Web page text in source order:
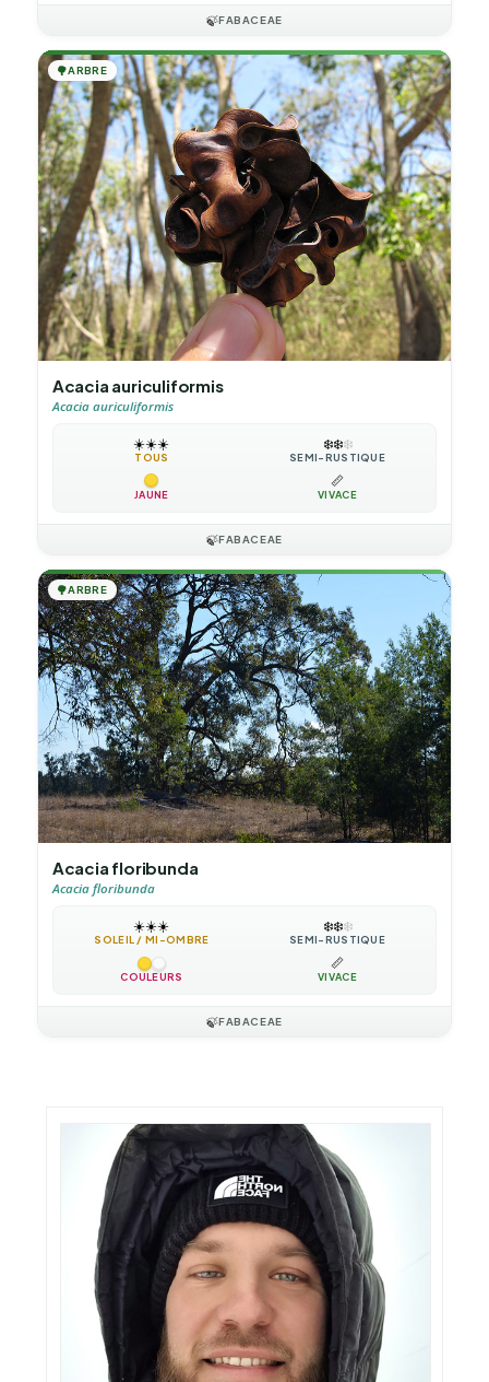
🍃FABACEAE
🌳ARBRE
Acacia auriculiformis
Acacia auriculiformis
☀️☀️☀️
TOUS
❄️❄️❄️
SEMI-RUSTIQUE
JAUNE
📏
VIVACE
🍃FABACEAE
🌳ARBRE
Acacia floribunda
Acacia floribunda
☀️☀️☀️
SOLEIL / MI-OMBRE
❄️❄️❄️
SEMI-RUSTIQUE
COULEURS
📏
VIVACE
🍃FABACEAE